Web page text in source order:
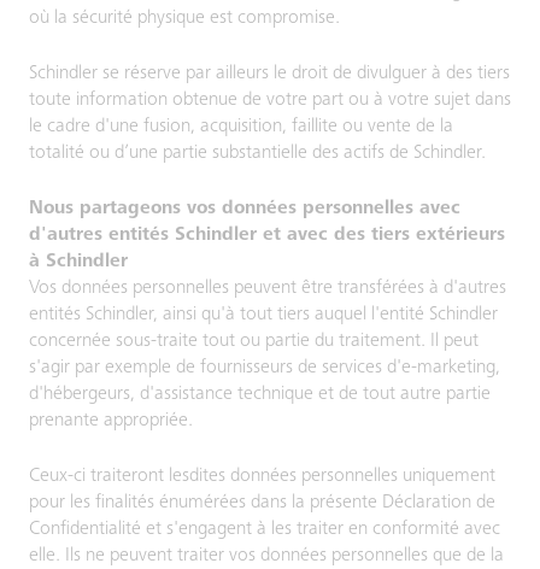
où la sécurité physique est compromise.
Schindler se réserve par ailleurs le droit de divulguer à des tiers
toute information obtenue de votre part ou à votre sujet dans
le cadre d'une fusion, acquisition, faillite ou vente de la
totalité ou d’une partie substantielle des actifs de Schindler.
Nous partageons vos données personnelles avec
d'autres entités Schindler et avec des tiers extérieurs
à Schindler
Vos données personnelles peuvent être transférées à d'autres
entités Schindler, ainsi qu'à tout tiers auquel l'entité Schindler
concernée sous-traite tout ou partie du traitement. Il peut
s'agir par exemple de fournisseurs de services d'e-marketing,
d'hébergeurs, d'assistance technique et de tout autre partie
prenante appropriée.
Ceux-ci traiteront lesdites données personnelles uniquement
pour les finalités énumérées dans la présente Déclaration de
Confidentialité et s'engagent à les traiter en conformité avec
elle. Ils ne peuvent traiter vos données personnelles que de la